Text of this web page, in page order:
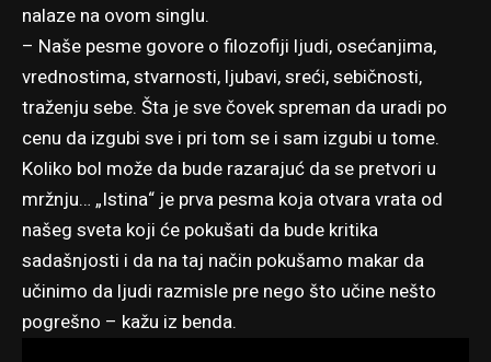
nalaze na ovom singlu.
– Naše pesme govore o filozofiji ljudi, osećanjima,
vrednostima, stvarnosti, ljubavi, sreći, sebičnosti,
traženju sebe. Šta je sve čovek spreman da uradi po
cenu da izgubi sve i pri tom se i sam izgubi u tome.
Koliko bol može da bude razarajuć da se pretvori u
mržnju… „Istina“ je prva pesma koja otvara vrata od
našeg sveta koji će pokušati da bude kritika
sadašnjosti i da na taj način pokušamo makar da
učinimo da ljudi razmisle pre nego što učine nešto
pogrešno – kažu iz benda.